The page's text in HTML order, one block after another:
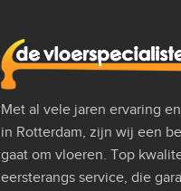
Met al vele jaren ervaring
in Rotterdam, zijn wij een
gaat om vloeren. Top
eersterangs service, die